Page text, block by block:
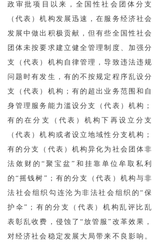
政审批项目以来，全国性社会团体分支
（代表）机构发展迅速，在服务经济社会
发展中做出积极贡献，但有些全国性社会
团体未按要求建立健全管理制度、加强分
支（代表）机构自律管理，导致违法违规
问题时有发生，有的不按规定程序乱设分
支（代表）机构；有的超出业务范围和自
身管理服务能力滥设分支（代表）机构；
有的在分支（代表）机构下再设立分支
（代表）机构或者设立地域性分支机构；
有的分支（代表）机构异化为社会团体非
法敛财的“聚宝盆”和挂靠单位牟取私利
的“摇钱树”；有的分支（代表）机构与非
法社会组织勾连沦为非法社会组织的“保
护伞”；有的分支（代表）机构乱评比乱
表彰乱收费，侵蚀了“放管服”改革效果，
对经济社会稳定发展大局带来不良影响。